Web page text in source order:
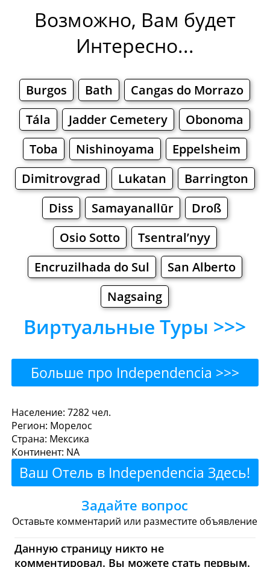
Возможно, Вам будет
Интересно...
Burgos Bath
Cangas do Morrazo
Tála
Jadder Cemetery
Obonoma
Toba
Nishinoyama
Eppelsheim
Dimitrovgrad
Lukatan
Barrington
Diss
Samayanallūr
Droß
Osio Sotto
Tsentral’nyy
Encruzilhada do Sul
San Alberto
Nagsaing
Виртуальные Туры >>>
Больше про Independencia >>>
Independencia - Где
поесть или перекусить?
Рестораны Кафе Бары
Пиво
Булочные
Супермаркеты
Торговые Центры
Independencia - Где
Население: 7282 чел.
Регион: Морелос
Страна: Мексика
Континент: NA
Ваш Отель в Independencia Здесь!
Задайте вопрос
Оставьте комментарий или разместите объявление
Данную страницу никто не
комментировал. Вы можете стать первым.